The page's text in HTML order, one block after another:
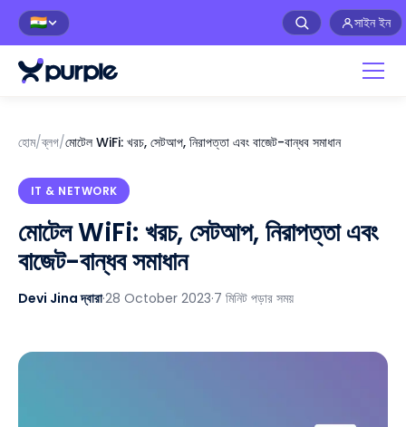
🇮🇳 সাইন ইন
হোম/ব্লগ/মোটেল WiFi: খরচ, সেটআপ, নিরাপত্তা এবং বাজেট-বান্ধব সমাধান
IT & NETWORK
মোটেল WiFi: খরচ, সেটআপ, নিরাপত্তা এবং
বাজেট-বান্ধব সমাধান
Devi Jina দ্বারা·28 October 2023·7 মিনিট পড়ার সময়